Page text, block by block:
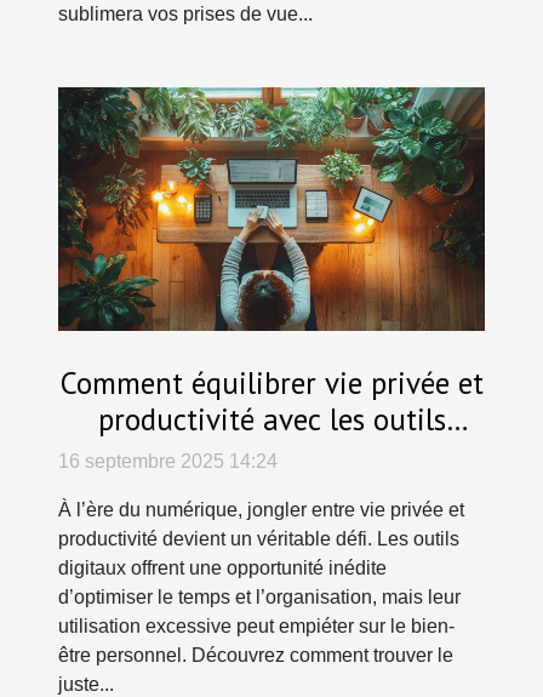
sublimera vos prises de vue...
Comment équilibrer vie privée et
productivité avec les outils
numériques ?
16 septembre 2025 14:24
À l’ère du numérique, jongler entre vie privée et
productivité devient un véritable défi. Les outils
digitaux offrent une opportunité inédite
d’optimiser le temps et l’organisation, mais leur
utilisation excessive peut empiéter sur le bien-
être personnel. Découvrez comment trouver le
juste...